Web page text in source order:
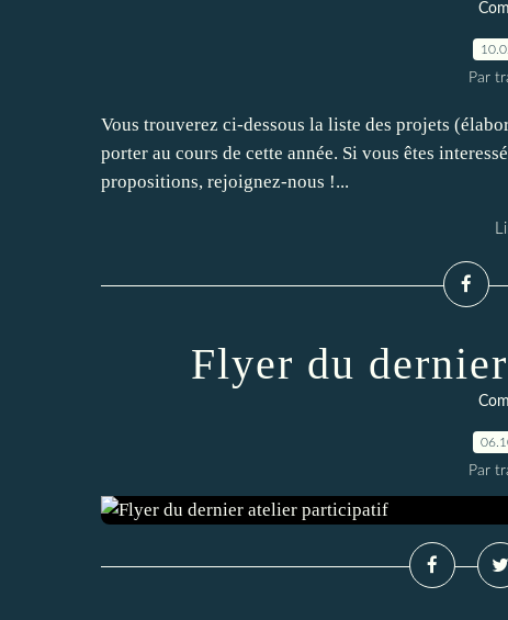
Par
Vous trouverez ci-dessous la liste des projets
porter au cours de cette année. Si vous êtes
propositions, rejoignez-nous !...
Flyer du
Par